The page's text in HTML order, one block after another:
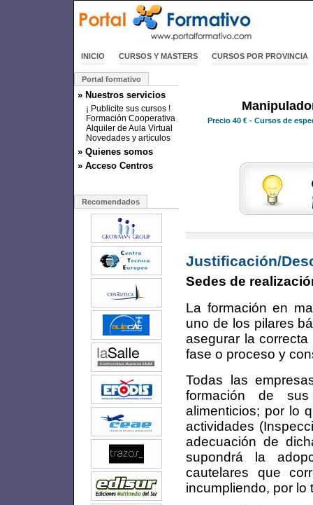
INICIO CURSOS Y MASTERS CURSOS POR PROVINCIA
Portal formativo
» Nuestros servicios
¡ Publicite sus cursos !
Formación Cooperativa
Alquiler de Aula Virtual
Novedades y artículos
» Quienes somos
» Acceso Centros
Recomendados
Precio 40 € - Cursos de
Justificación/
Sedes de
La formación en
uno de los pilares
asegurar la
fase o proceso y
Todas las
formación de sus
alimenticios; por lo
actividades
adecuación de
supondrá la
cautelares que
incumpliendo, por lo